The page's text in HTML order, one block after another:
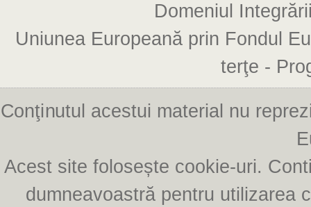
Domeniul
terţe -